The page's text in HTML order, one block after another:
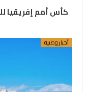
كأس أمم إفريقيا
أخبار وطنية